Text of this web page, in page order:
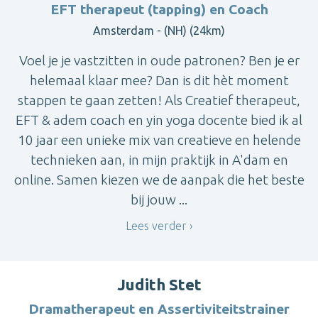
EFT therapeut (tapping) en Coach
Amsterdam - (NH) (24km)
Voel je je vastzitten in oude patronen? Ben je er
helemaal klaar mee? Dan is dit hèt moment
stappen te gaan zetten! Als Creatief therapeut,
EFT & adem coach en yin yoga docente bied ik al
10 jaar een unieke mix van creatieve en helende
technieken aan, in mijn praktijk in A'dam en
online. Samen kiezen we de aanpak die het beste
bij jouw ...
Lees verder
Judith Stet
Dramatherapeut en Assertiviteitstrainer